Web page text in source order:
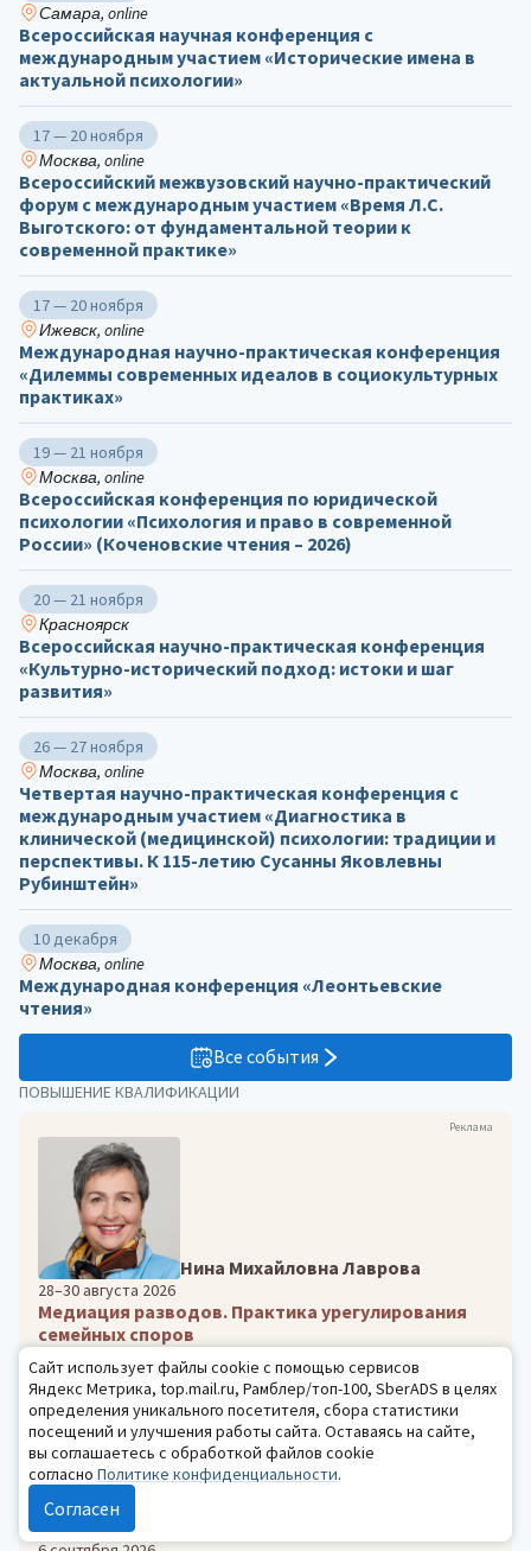
ПОВЫШЕНИЕ КВАЛИФИКАЦИИ
Реклама
Нина Михайловна Лаврова
28–30 августа 2026
Медиация разводов. Практика урегулирования
семейных споров
13200 ₽
Самара, online
Всероссийская научная конференция с
международным участием «Исторические имена в
актуальной психологии»
17 — 20 ноября
Москва, online
Всероссийский межвузовский научно-практический
форум с международным участием «Время Л.С.
Выготского: от фундаментальной теории к
современной практике»
17 — 20 ноября
Ижевск, online
Международная научно-практическая конференция
«Дилеммы современных идеалов в социокультурных
практиках»
19 — 21 ноября
Москва, online
Всероссийская конференция по юридической
психологии «Психология и право в современной
России» (Коченовские чтения – 2026)
20 — 21 ноября
Красноярск
Всероссийская научно-практическая конференция
«Культурно-исторический подход: истоки и шаг
развития»
26 — 27 ноября
Москва, online
Четвертая научно-практическая конференция с
международным участием «Диагностика в
клинической (медицинской) психологии: традиции и
перспективы. К 115-летию Сусанны Яковлевны
Рубинштейн»
10 декабря
Москва, online
Международная конференция «Леонтьевские
чтения»
Все события
Сайт использует файлы cookie с помощью сервисов
Яндекс Метрика, top.mail.ru, Рамблер/топ-100, SberADS в целях
определения уникального посетителя, сбора статистики
посещений и улучшения работы сайта. Оставаясь на сайте,
вы соглашаетесь с обработкой файлов cookie
согласно Политике конфиденциальности.
Согласен